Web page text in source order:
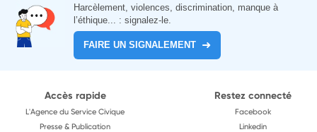
Harcèlement, violences, discrimination, manque à
l’éthique... : signalez-le.
FAIRE UN SIGNALEMENT
Accès rapide
L'Agence du Service Civique
Presse & Publication
Restez connecté
Facebook
Linkedin